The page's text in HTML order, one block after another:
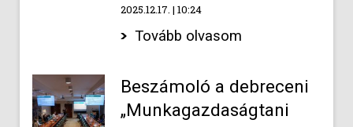
2025.12.17. 10:24
Tovább olvasom
Beszámoló a debreceni
„Munkagazdaságtani